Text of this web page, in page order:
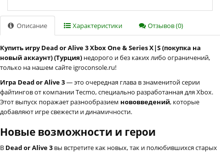
Описание Характеристики Отзывов (0)
Купить игру Dead or Alive 3 Xbox One & Series X|S (покупка на
новый аккаунт) (Турция) недорого и без каких либо ограничений,
только на нашем сайте igroconsole.ru!
Игра Dead or Alive 3— это очередная глава в знаменитой серии
файтингов от компании Tecmo, специально разработанная для Xbox.
Этот выпуск поражает разнообразием нововведений, которые
добавляют игре свежести и динамичности.
Новые возможности и герои
В Dead or Alive 3 вы встретите как новых, так и полюбившихся старых